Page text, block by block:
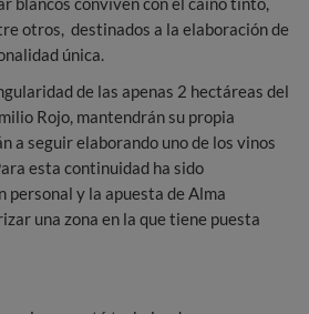
otros, destinados a la elaboración de
única.
de las apenas 2 hectáreas del
Rojo, mantendrán su propia
a seguir elaborando uno de los vinos
esta continuidad ha sido
personal y la apuesta de Alma
una zona en la que tiene puesta